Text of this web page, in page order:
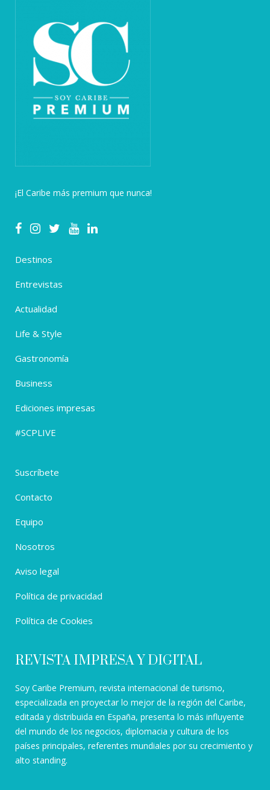
¡El Caribe más premium que nunca!
Destinos
Entrevistas
Actualidad
Life & Style
Gastronomía
Business
Ediciones impresas
#SCPLIVE
Suscríbete
Contacto
Equipo
Nosotros
Aviso legal
Política de privacidad
Política de Cookies
REVISTA IMPRESA Y DIGITAL
Soy Caribe Premium, revista internacional de turismo,
especializada en proyectar lo mejor de la región del Caribe,
editada y distribuida en España, presenta lo más influyente
del mundo de los negocios, diplomacia y cultura de los
países principales, referentes mundiales por su crecimiento y
alto standing.